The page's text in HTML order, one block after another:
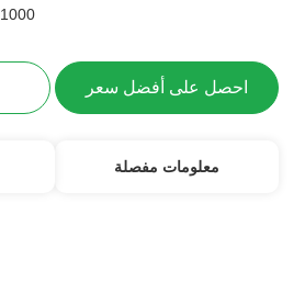
1000 + متر مربع + 20 يوم عمل
احصل على أفضل سعر
معلومات مفصلة